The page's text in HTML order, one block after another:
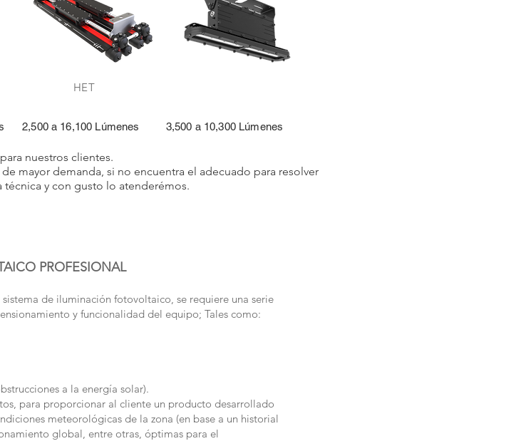
HET
2,500 a 16,100 Lúmenes 3,500 a 10,300 Lúmenes
nuestros clientes.
mayor demanda, si no encuentra el adecuado para resolver
técnica y con gusto lo atenderémos.
PROFESIONAL
de iluminación fotovoltaico, se requiere una serie
y funcionalidad del equipo; Tales como:
a la energía solar).
para proporcionar al cliente un producto desarrollado
meteorológicas de la zona (en base a un historial
global, entre otras, óptimas para el